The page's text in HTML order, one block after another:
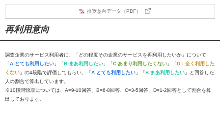
推奨意向データ（PDF）
再利用意向
調査企業のサービス利用者に、「どの程度その企業のサービスを再利用したいか」について
「A:とても利用したい 」「B:まあ利用したい 」「C:あまり利用したくない 」「D：全く利用した
くない 」の4段階で評価してもらい、「A:とても利用したい 」「B:まあ利用したい 」と回答した
人の割合で算出しています。
※10段階聴取については、A=9-10回答、B=6-8回答、C=3-5回答、D=1-2回答として割合を算
出しております。